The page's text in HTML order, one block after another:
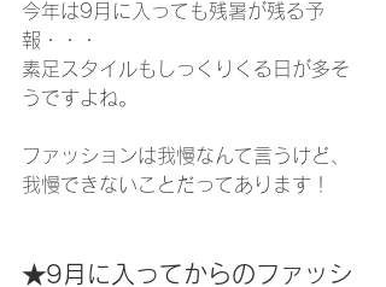
今年は9月に入っても残暑が残る予
報・・・
素足スタイルもしっくりくる日が多そ
うですよね。
ファッションは我慢なんて言うけど、
我慢できないことだってあります！
★9月に入ってからのファッシ